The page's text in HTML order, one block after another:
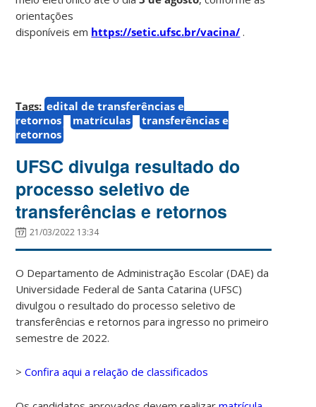
orientações
disponíveis em https://setic.ufsc.br/vacina/ .
Tags: edital de transferências e
retornos
matrículas
transferências e
retornos
UFSC divulga resultado do
processo seletivo de
transferências e retornos
21/03/2022 13:34
O Departamento de Administração Escolar (DAE) da
Universidade Federal de Santa Catarina (UFSC)
divulgou o resultado do processo seletivo de
transferências e retornos para ingresso no primeiro
semestre de 2022.
>Confira aqui a relação de classificados